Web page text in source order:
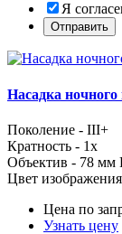
Я
Насадка
Поколение - III+
Кратность - 1x
Объектив - 78 мм
Цвет
Цена по
Узнать цену